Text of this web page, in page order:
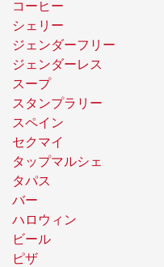
コーヒー
シェリー
ジェンダーフリー
ジェンダーレス
スープ
スタンプラリー
スペイン
セクマイ
タップマルシェ
タパス
バー
ハロウィン
ビール
ピザ